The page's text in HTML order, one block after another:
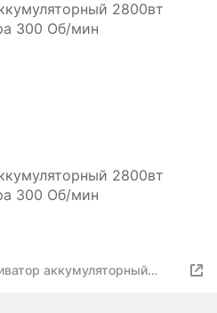
2800вт
300 Об/мин
2800вт
300 Об/мин
аккумуляторный